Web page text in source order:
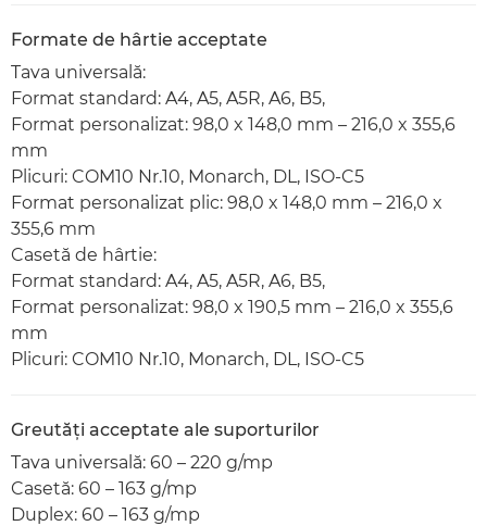
Formate de hârtie acceptate
Tava universală:
Format standard: A4, A5, A5R, A6, B5,
Format personalizat: 98,0 x 148,0 mm – 216,0 x 355,6
mm
Plicuri: COM10 Nr.10, Monarch, DL, ISO-C5
Format personalizat plic: 98,0 x 148,0 mm – 216,0 x
355,6 mm
Casetă de hârtie:
Format standard: A4, A5, A5R, A6, B5,
Format personalizat: 98,0 x 190,5 mm – 216,0 x 355,6
mm
Plicuri: COM10 Nr.10, Monarch, DL, ISO-C5
Greutăţi acceptate ale suporturilor
Tava universală: 60 – 220 g/mp
Casetă: 60 – 163 g/mp
Duplex: 60 – 163 g/mp